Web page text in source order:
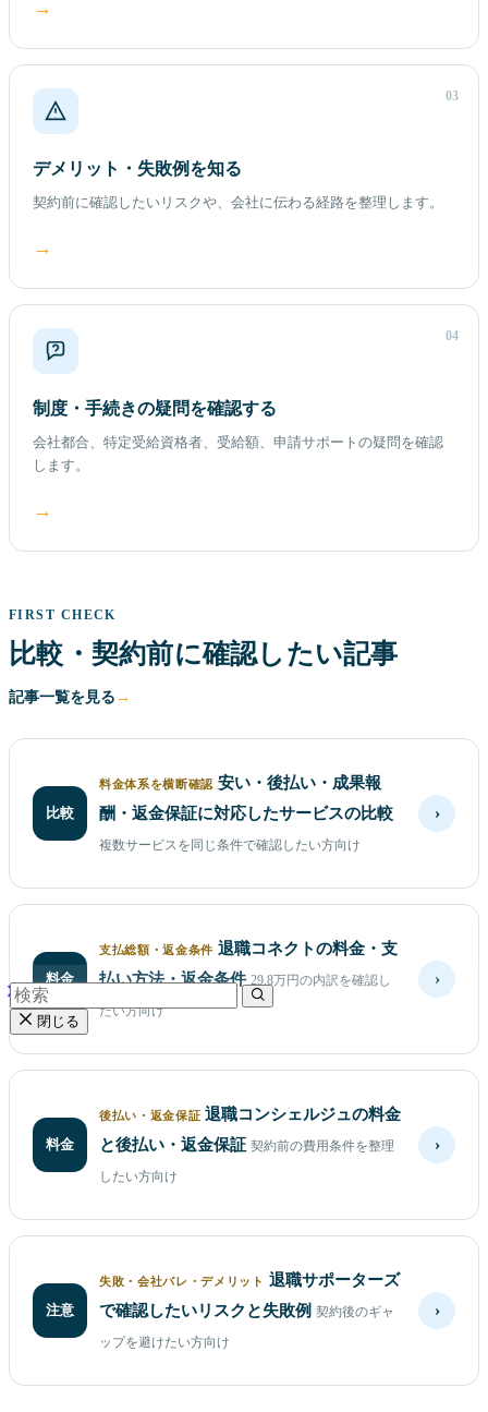
→
03
デメリット・失敗例を知る
契約前に確認したいリスクや、会社に伝わる経路を整理します。
→
04
制度・手続きの疑問を確認する
会社都合、特定受給資格者、受給額、申請サポートの疑問を確認
します。
→
FIRST CHECK
比較・契約前に確認したい記事
記事一覧を見る
比較
料金体系を横断確認 安い・後払い・成果報
酬・返金保証に対応したサービスの比較
複数サービスを同じ条件で確認したい方向け
›
料金
支払総額・返金条件 退職コネクトの料金・支
払い方法・返金条件 29.8万円の内訳を確認し
たい方向け
›
料金
後払い・返金保証 退職コンシェルジュの料金
と後払い・返金保証 契約前の費用条件を整理
したい方向け
›
注意
失敗・会社バレ・デメリット 退職サポーターズ
で確認したいリスクと失敗例 契約後のギャ
ップを避けたい方向け
›
閉じる